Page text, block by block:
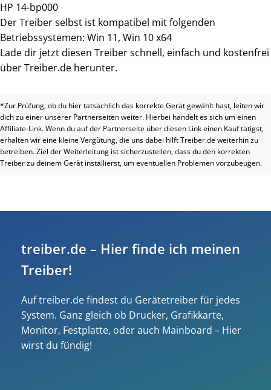
HP 14-bp000
Der Treiber selbst ist kompatibel mit folgenden
Betriebssystemen: Win 11, Win 10 x64
Lade dir jetzt diesen Treiber schnell, einfach und kostenfrei
über Treiber.de herunter.
*Zur Prüfung, ob du hier tatsächlich das korrekte Gerät gewählt hast, leiten wir
dich zu einer unserer Partnerseiten weiter. Hierbei handelt es sich um einen
Affiliate-Link. Wenn du auf der Partnerseite über diesen Link einen Kauf tätigst,
erhalten wir eine kleine Vergütung, die uns dabei hilft Treiber.de weiterhin zu
betreiben. Ziel der Weiterleitung ist sicherzustellen, dass du den korrekten
Treiber zu deinem Gerät installierst, um eventuellen Problemen vorzubeugen.
treiber.de – Hier finde ich meinen
Treiber!
Auf treiber.de findest du Gerätetreiber für jedes
System. Ganz gleich ob Drucker, Grafikkarte,
Monitor, Festplatte, oder auch Mainboard – Hier
wirst du fündig!